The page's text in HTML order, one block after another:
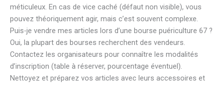
méticuleux. En cas de vice caché (défaut non visible), vous
pouvez théoriquement agir, mais c’est souvent complexe.
Puis-je vendre mes articles lors d’une bourse puériculture 67 ?
Oui, la plupart des bourses recherchent des vendeurs.
Contactez les organisateurs pour connaître les modalités
d’inscription (table à réserver, pourcentage éventuel).
Nettoyez et préparez vos articles avec leurs accessoires et